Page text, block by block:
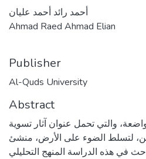
أحمد رائد أحمد عليان
Ahmad Raed Ahmad Elian
Publisher
Al-Quds University
Abstract
والتي تحمل عنوان آثار تسوية
لتسلط الضوء على الأرض، منشئ
في هذه الدراسة المنهج التحليلي